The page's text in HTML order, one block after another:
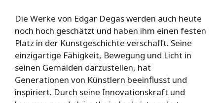
Die Werke von Edgar Degas werden auch heute
noch hoch geschätzt und haben ihm einen festen
Platz in der Kunstgeschichte verschafft. Seine
einzigartige Fähigkeit, Bewegung und Licht in
seinen Gemälden darzustellen, hat
Generationen von Künstlern beeinflusst und
inspiriert. Durch seine Innovationskraft und